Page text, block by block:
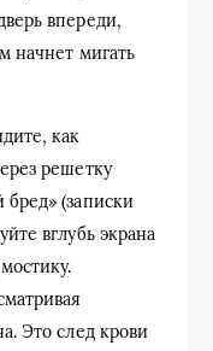
впереди,
начнет мигать
как
решетку
(записки
вглубь экрана
Это след крови